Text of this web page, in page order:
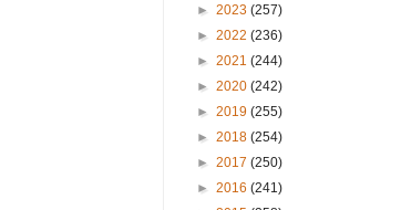
► 2023 (257)
► 2022 (236)
► 2021 (244)
► 2020 (242)
► 2019 (255)
► 2018 (254)
► 2017 (250)
► 2016 (241)